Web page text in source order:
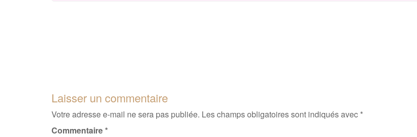
Laisser un commentaire
Votre adresse e-mail ne sera pas publiée. Les champs obligatoires sont indiqués avec *
Commentaire*